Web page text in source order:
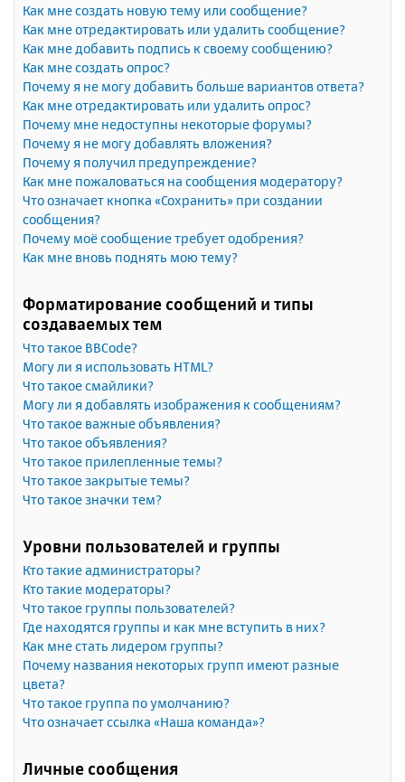
Как мне создать новую тему или сообщение?
Как мне отредактировать или удалить сообщение?
Как мне добавить подпись к своему сообщению?
Как мне создать опрос?
Почему я не могу добавить больше вариантов ответа?
Как мне отредактировать или удалить опрос?
Почему мне недоступны некоторые форумы?
Почему я не могу добавлять вложения?
Почему я получил предупреждение?
Как мне пожаловаться на сообщения модератору?
Что означает кнопка «Сохранить» при создании
сообщения?
Почему моё сообщение требует одобрения?
Как мне вновь поднять мою тему?
Форматирование сообщений и типы
создаваемых тем
Что такое BBCode?
Могу ли я использовать HTML?
Что такое смайлики?
Могу ли я добавлять изображения к сообщениям?
Что такое важные объявления?
Что такое объявления?
Что такое прилепленные темы?
Что такое закрытые темы?
Что такое значки тем?
Уровни пользователей и группы
Кто такие администраторы?
Кто такие модераторы?
Что такое группы пользователей?
Где находятся группы и как мне вступить в них?
Как мне стать лидером группы?
Почему названия некоторых групп имеют разные
цвета?
Что такое группа по умолчанию?
Что означает ссылка «Наша команда»?
Личные сообщения